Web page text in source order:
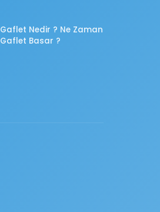
Gaflet Nedir ? Ne Zaman
Gaflet Basar ?